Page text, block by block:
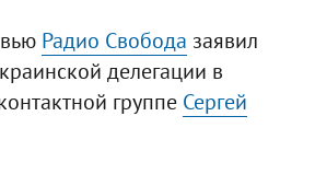
Радио Свобода заявил
делегации в
группе Сергей